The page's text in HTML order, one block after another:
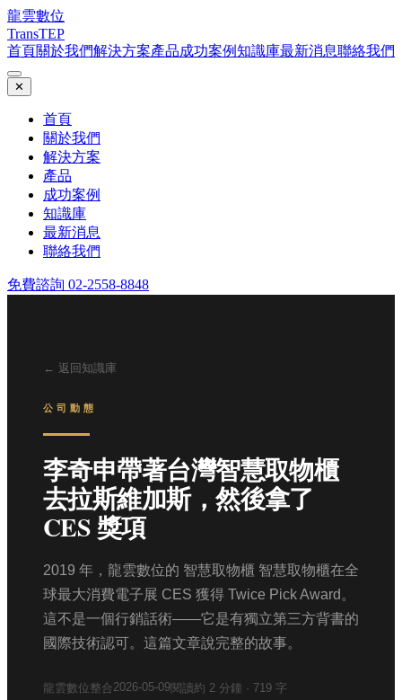
龍雲數位
TransTEP
首頁關於我們解決方案產品成功案例知識庫最新消息聯絡我們
✕
首頁
關於我們
解決方案
產品
成功案例
知識庫
最新消息
聯絡我們
免費諮詢 02-2558-8848
← 返回知識庫
公司動態
李奇申帶著台灣智慧取物櫃
去拉斯維加斯，然後拿了
CES 獎項
2019 年，龍雲數位的 智慧取物櫃 智慧取物櫃在全
球最大消費電子展 CES 獲得 Twice Pick Award。
這不是一個行銷話術——它是有獨立第三方背書的
國際技術認可。這篇文章說完整的故事。
龍雲數位整合2026-05-09閱讀約 2 分鐘 · 719 字